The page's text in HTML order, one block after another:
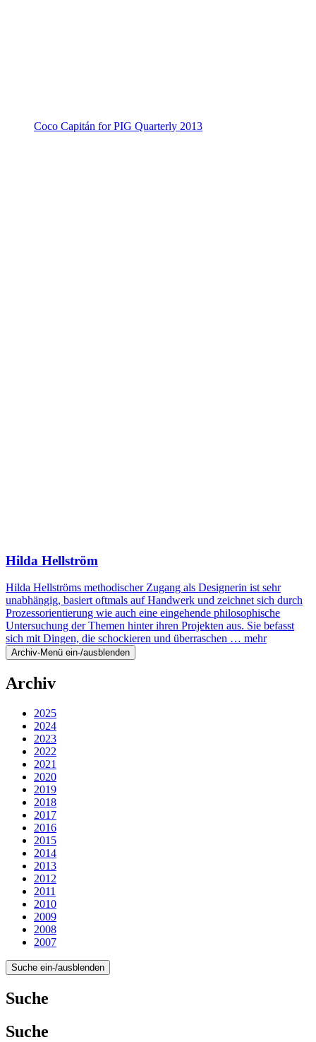
Coco Capitán for PIG Quarterly 2013
Hilda Hellström
Hilda Hellströms methodischer Zugang als Designerin ist sehr
unabhängig, basiert oftmals auf Handwerk und zeichnet sich durch
Prozessorientierung wie auch eine eingehende philosophische
Untersuchung der Themen hinter ihren Projekten aus. Sie befasst
sich mit Dingen, die schockieren und überraschen … mehr
Archiv-Menü ein-/ausblenden
Archiv
2025
2024
2023
2022
2021
2020
2019
2018
2017
2016
2015
2014
2013
2012
2011
2010
2009
2008
2007
Suche ein-/ausblenden
Suche
Suche